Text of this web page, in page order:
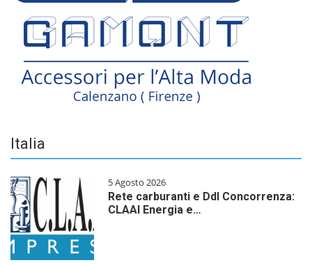
Italia
5 Agosto 2026
Rete carburanti e Ddl Concorrenza:
CLAAI Energia e…